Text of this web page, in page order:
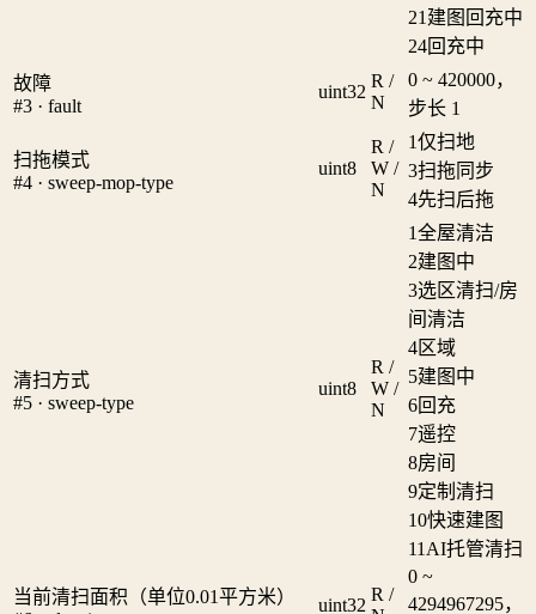
21 建图回充中
24回充中
故障
#3 · fault
uint32
R /
N
0 ~ 420000，
步长 1
扫拖模式
#4 · sweep-mop-type
uint8
R /
W /
N
1仅扫地
3扫拖同步
4先扫后拖
清扫方式
#5 · sweep-type
uint8
R /
W /
N
1全屋清洁
2建图中
3选区清扫/房
间清洁
4区域
5建图中
6回充
7遥控
8房间
9定制清扫
10快速建图
11 AI托管清扫
当前清扫面积（单位0.01平方米）
uint32
R /
0 ~
4294967295，